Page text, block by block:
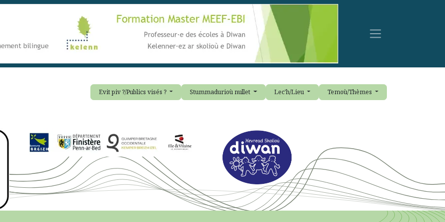
Evit piv ?/Publics visés ? Stummadurioù nullet Lec'h/Lieu Temoù/Thèmes